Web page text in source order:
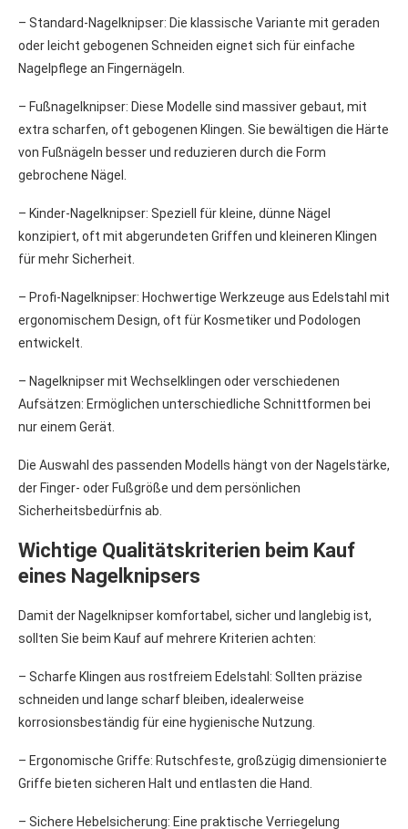
– Standard-Nagelknipser: Die klassische Variante mit geraden
oder leicht gebogenen Schneiden eignet sich für einfache
Nagelpflege an Fingernägeln.
– Fußnagelknipser: Diese Modelle sind massiver gebaut, mit
extra scharfen, oft gebogenen Klingen. Sie bewältigen die Härte
von Fußnägeln besser und reduzieren durch die Form
gebrochene Nägel.
– Kinder-Nagelknipser: Speziell für kleine, dünne Nägel
konzipiert, oft mit abgerundeten Griffen und kleineren Klingen
für mehr Sicherheit.
– Profi-Nagelknipser: Hochwertige Werkzeuge aus Edelstahl mit
ergonomischem Design, oft für Kosmetiker und Podologen
entwickelt.
– Nagelknipser mit Wechselklingen oder verschiedenen
Aufsätzen: Ermöglichen unterschiedliche Schnittformen bei
nur einem Gerät.
Die Auswahl des passenden Modells hängt von der Nagelstärke,
der Finger- oder Fußgröße und dem persönlichen
Sicherheitsbedürfnis ab.
Wichtige Qualitätskriterien beim Kauf
eines Nagelknipsers
Damit der Nagelknipser komfortabel, sicher und langlebig ist,
sollten Sie beim Kauf auf mehrere Kriterien achten:
– Scharfe Klingen aus rostfreiem Edelstahl: Sollten präzise
schneiden und lange scharf bleiben, idealerweise
korrosionsbeständig für eine hygienische Nutzung.
– Ergonomische Griffe: Rutschfeste, großzügig dimensionierte
Griffe bieten sicheren Halt und entlasten die Hand.
– Sichere Hebelsicherung: Eine praktische Verriegelung